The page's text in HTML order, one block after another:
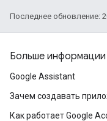
Последнее обновление:
Больше информации
Google Assistant
Зачем создавать
Как работает Google